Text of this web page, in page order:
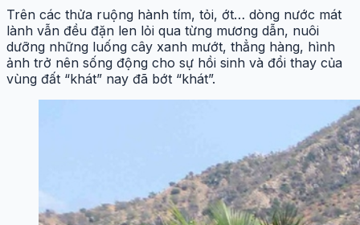
Trên các thửa ruộng hành tím, tỏi, ớt… dòng nước mát
lành vẫn đều đặn len lỏi qua từng mương dẫn, nuôi
dưỡng những luống cây xanh mướt, thẳng hàng, hình
ảnh trở nên sống động cho sự hồi sinh và đổi thay của
vùng đất “khát” nay đã bớt “khát”.